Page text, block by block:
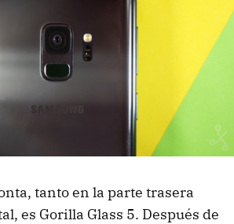
tanto en la parte trasera
es Gorilla Glass 5. Después de